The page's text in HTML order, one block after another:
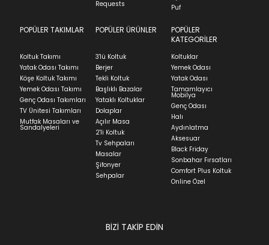
indication of where stock might be available but
İade ve Değişim bölümünü ziyaret ediniz.
Teslimat
Ev tekstili siparişlerinizin kargoya verilme süresi
ortalama 5-24 iş günüdür.
Yatak siparişlerinizin teslim süresi yaşadığınız şehre
ve ürünün stok durumuna göre ortalama 5-24 iş
günüdür.
Panel ve Döşeme grubu ürün siparişlerinizin teslim
süresi yaşadığınız şehre ve ürünün stok durumuna
göre ortalama 30-45 iş günüdür.
Siparişlerim bölümünden sürecinizi takip edebilirsiniz.
Sıkça Sorulan Sorularbölümünü ziyaret
Requests
Puf
POPÜLER TAKIMLAR
Koltuk Takımı
Yatak Odası Takımı
Köşe Koltuk Takımı
Yemek Odası Takımı
Genç Odası Takımları
TV Ünitesi Takımları
Mutfak Masaları ve
Sandalyeleri
POPÜLER ÜRÜNLER
3'lü Koltuk
Berjer
Tekli Koltuk
Başlıklı Bazalar
Yataklı Koltuklar
Dolaplar
Açılır Masa
2'li Koltuk
Tv Sehpaları
Masalar
Şifonyer
Sehpalar
POPÜLER
KATEGORİLER
Koltuklar
Yemek Odası
Yatak Odası
Tamamlayıcı
Mobilya
Genç Odası
Halı
Aydınlatma
Aksesuar
Black Friday
Sonbahar Fırsatları
Comfort Plus Koltuk
Online Özel
BİZİ TAKİP EDİN